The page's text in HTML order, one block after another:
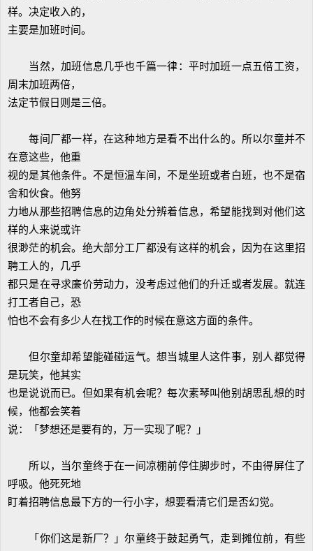
样。决定收入的，
主要是加班时间。
当然，加班信息几乎也千篇一律：平时加班一点五倍工资，
周末加班两倍，
法定节假日则是三倍。
每间厂都一样，在这种地方是看不出什么的。所以尔童并不
在意这些，他重
视的是其他条件。不是恒温车间，不是坐班或者白班，也不是宿
舍和伙食。他努
力地从那些招聘信息的边角处分辨着信息，希望能找到对他们这
样的人来说或许
很渺茫的机会。绝大部分工厂都没有这样的机会，因为在这里招
聘工人的，几乎
都只是在寻求廉价劳动力，没考虑过他们的升迁或者发展。就连
打工者自己，恐
怕也不会有多少人在找工作的时候在意这方面的条件。
但尔童却希望能碰碰运气。想当城里人这件事，别人都觉得
是玩笑，他其实
也是说说而已。但如果有机会呢？每次素琴叫他别胡思乱想的时
候，他都会笑着
说：「梦想还是要有的，万一实现了呢？」
所以，当尔童终于在一间凉棚前停住脚步时，不由得屏住了
呼吸。他死死地
盯着招聘信息最下方的一行小字，想要看清它们是否幻觉。
「你们这是新厂？」尔童终于鼓起勇气，走到摊位前，有些